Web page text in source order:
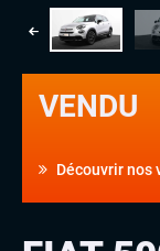
VENDU
Découvrir